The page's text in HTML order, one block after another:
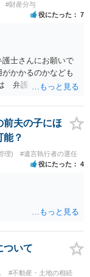
ます。
#財産分与
役にたった 7
士さんにお願いで
かかるのかなども
弁護士と直接面談
ごちゃ考えず、自分
んの事をまで含め良
然のことです。 彼
たくない・・・養
。 しかし 彼は成人
等にしたいと希
・婚姻前の契約 あ
あります。 弁護
前夫の子にほ
能？
理) #遺言執行者の選任
役にたった 4
ついて
#不動産・土地の相続